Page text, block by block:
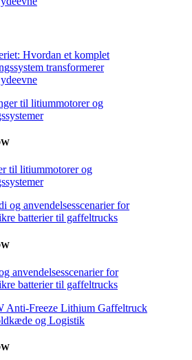
Hvordan et komplet
transformerer
til litiummotorer og
anvendelsesscenarier for
batterier til gaffeltrucks